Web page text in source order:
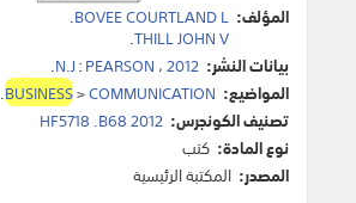
المؤلف: BOVEE COURTLAND L
.
THILL JOHN V
.
بيانات النشر:
N.J:PEARSON ،2012
.
المواضيع:
BUSINESS>COMMUNICATION
.
تصنيف الكونجرس: HF5718 .B68 2012
نوع المادة: كتب
المصدر: المكتبة الرئيسية